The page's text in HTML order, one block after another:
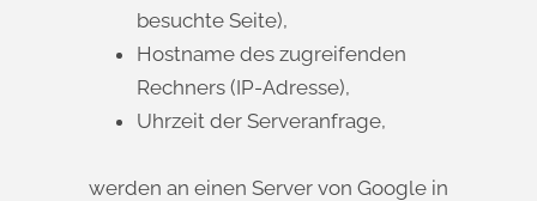
besuchte Seite),
Hostname des zugreifenden
Rechners (IP-Adresse),
Uhrzeit der Serveranfrage,
werden an einen Server von Google in